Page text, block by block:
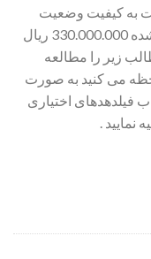
نسبت به کیفیت وضعیت
دستگاه می باشد . قیمت دستگاه باسازی شده 330.000.000 ریال
زیر را مطالعه
می کنید به صورت
فیلدهدهای اختیاری
نمایید .